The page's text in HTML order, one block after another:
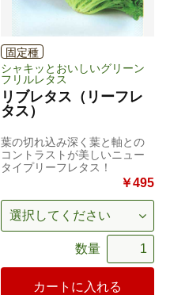
固定種
シャキッとおいしいグリーン
フリルレタス
リブレタス（リーフレ
タス）
葉の切れ込み深く葉と軸との
コントラストが美しいニュー
タイプリーフレタス！
￥495
数量
カートに入れる